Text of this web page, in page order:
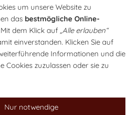
um unsere Website zu
das bestmögliche Online-
dem Klick auf „Alle erlauben“
einverstanden. Klicken Sie auf
Informationen und die
Cookies zuzulassen oder sie zu
Nur notwendige